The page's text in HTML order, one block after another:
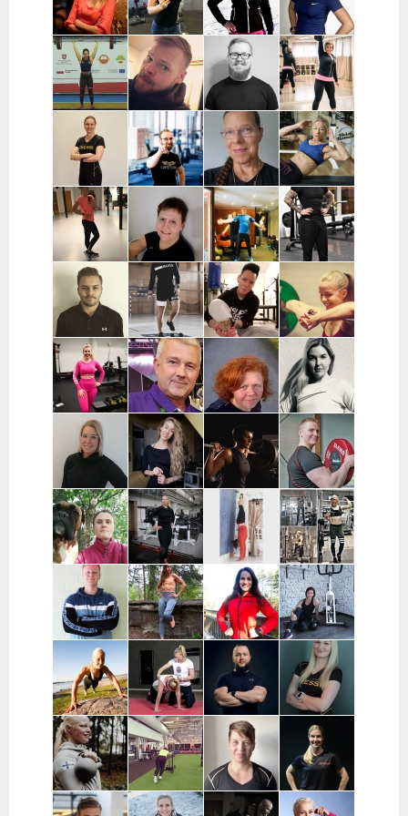
Pohjanmaa
Ranska
Kaisa
Poikajärvi |
Espoo
Essi Malíková
| Tampere
Mari Koponen |
Pääkaupunkiseutu
Lotta
Ahteneva |
Järvenpää ja
lähiseutu
Jutta Selin |
Pirkanmaa
Ville Suur-
Inkeroinen |
Varsinais-
Suomi
Antti
Kjellman |
Oulu
Jenni
Siponen |
Lohja
Noora Karme |
Espoo ja
Helsinki
Leppänen |
Pirkanmaa
Eeva Beckford
| Espoo ja
Leppävaara
Heidi Ilomäki
| Sastamala
Laura Raisio |
Kärkölä,
Hollola, Lahti,
Lammi
Teija Augustin
| Varsinais-
Suomi, Turku
Kari Timonen
| Lohja
Arttu Kurkela
| Pohjois-
Pohjanmaa
Joni Vuopio |
Pääkaupunkiseutu
Luukas Tukia |
Helsinki
Heli Toro |
Riihimäki,
Hyvinkää,
Hausjärvi,
Loppi,
Janakkala
Tanja Juntunen |
Päijät-Häme ja
Pääkaupunkiseutu
Charlotta
Grönberg |
Pääkaupunkiseutu
Stefan
Westerback |
Pääkaupunkiseutu
Eeva Nuutinen |
Pääkaupunkiseutu
ja Muu Suomi
Routa
Training |
Helsinki ja
Espoo
Jenni Sukko |
Oulu
Elina Lepistö |
Pirkanmaa
Heidi Soikkeli
| Tampere
Jani Lehtilä |
Turku ja etä
Kati Raittinen
| Turku, Raisio,
Mynämäki,
Masku,
Nousiainen
Jenna Hakala
| Turku ja
Varsinais-
Suomi
Leinimaa |
Hyvinkää,
Hausjärvi,
Riihimäki
Christin
Moritz |
Helsinki,
Espoo ja
Vantaa
Samuli
Huttunen |
Porvoo ja
lähialueet
Janette
Latva-
Valkama |
Tampere ja
lähialueet
Sofia Kuisti-
Rannanjärvi |
Seinäjoki ja
etä
Jenni Harala |
Keski-Uusimaa ja
Pääkaupunkiseutu
Mira Auvinen
| Helsinki
Marika Uoti |
Helsinki ja
Vantaa
Markus
Paajala |
Helsinki,
Espoo ja
Vantaa
Sanni
Nevalainen |
Ylöjärvi
Tanja
Jenny
Hanna
Ilona